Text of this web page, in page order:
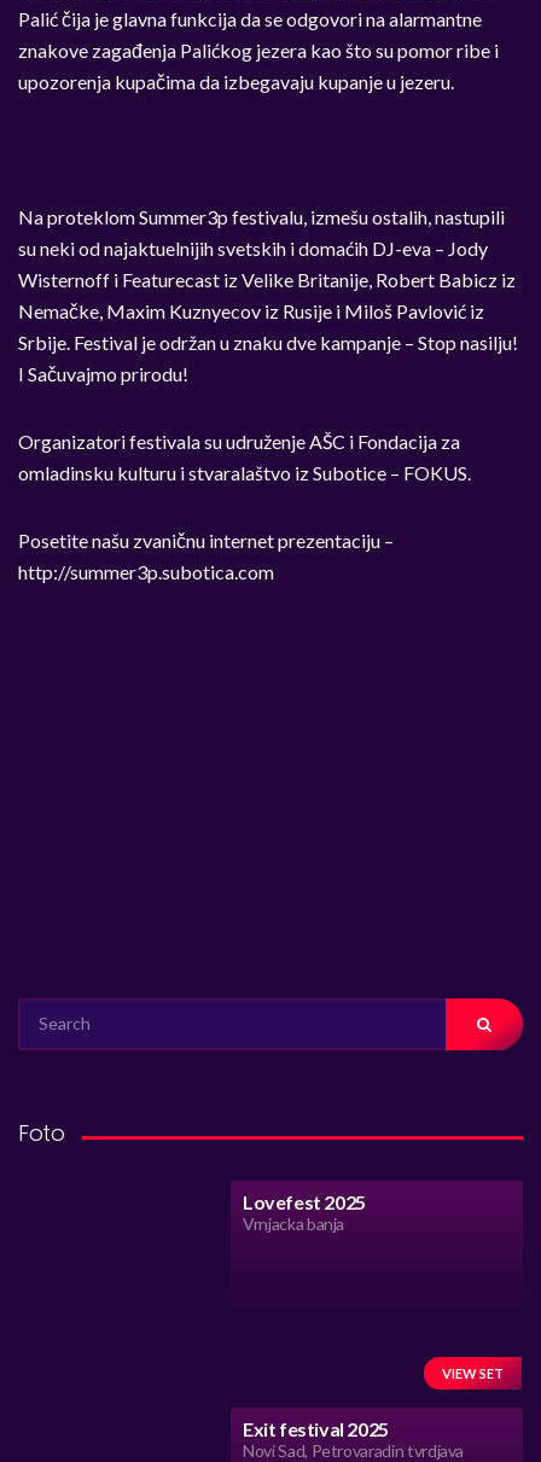
Palić čija je glavna funkcija da se odgovori na alarmantne
znakove zagađenja Palićkog jezera kao što su pomor ribe i
upozorenja kupačima da izbegavaju kupanje u jezeru.
Na proteklom Summer3p festivalu, izmešu ostalih, nastupili
su neki od najaktuelnijih svetskih i domaćih DJ-eva – Jody
Wisternoff i Featurecast iz Velike Britanije, Robert Babicz iz
Nemačke, Maxim Kuznyecov iz Rusije i Miloš Pavlović iz
Srbije. Festival je održan u znaku dve kampanje – Stop nasilju!
I Sačuvajmo prirodu!
Organizatori festivala su udruženje AŠC i Fondacija za
omladinsku kulturu i stvaralaštvo iz Subotice – FOKUS.
Posetite našu zvaničnu internet prezentaciju –
http://summer3p.subotica.com
FOR:
Foto
Lovefest 2025
Vrnjacka banja
VIEW SET
Exit festival 2025
Novi Sad, Petrovaradin tvrdjava